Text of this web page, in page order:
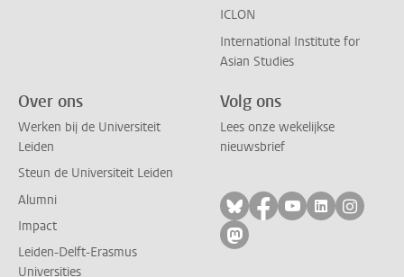
ICLON
International Institute for
Asian Studies
Over ons
Werken bij de Universiteit
Leiden
Steun de Universiteit Leiden
Alumni
Impact
Leiden-Delft-Erasmus
Universities
Volg ons
Lees onze wekelijkse
nieuwsbrief
Volg ons op bluesky
Volg ons op
Volg ons op
Volg ons
Volg
Volg ons op mastodon